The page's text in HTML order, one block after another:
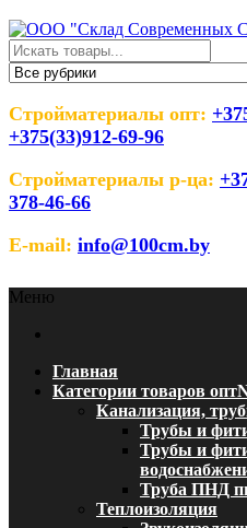
Перейти
к
содержимому
ООО "Склад
Строительных
Оптовый магазин
Стройматериалы опт:
+375(33)912-69-96
Стройматериалы р-ца:
378-46-66
E-mail: info@100cm.by
Меню
Главная
Категории товаров опт
Канализация,
Трубы и
Трубы и
Труба ПНД
Теплоизоляция